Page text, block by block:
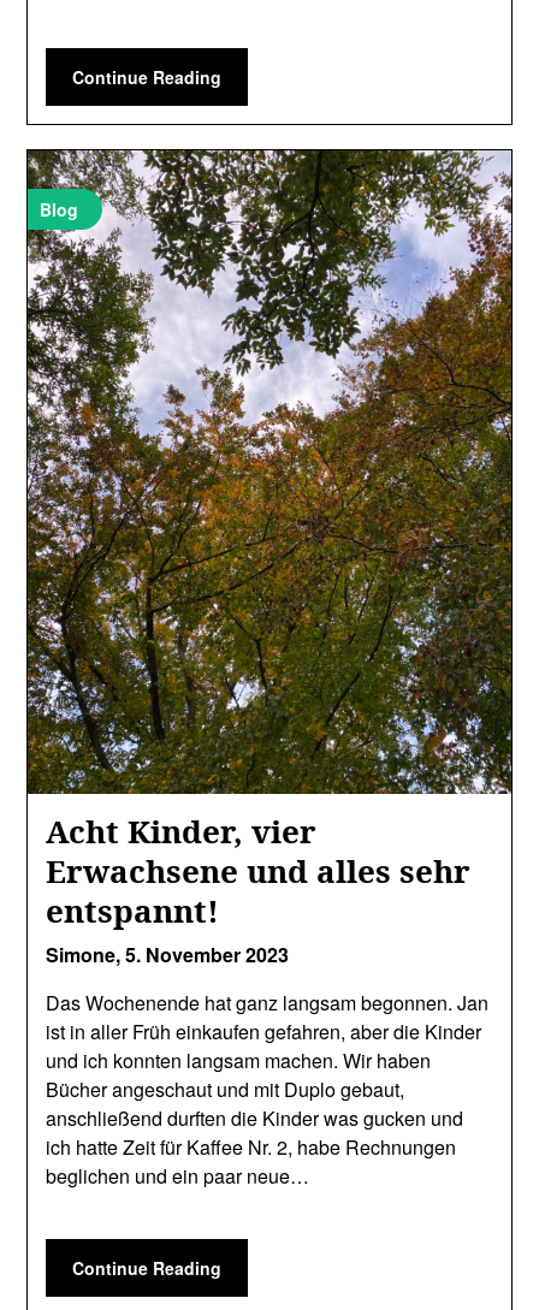
Continue Reading
Blog
Acht Kinder, vier
Erwachsene und alles sehr
entspannt!
Simone,5. November 2023
Das Wochenende hat ganz langsam begonnen. Jan
ist in aller Früh einkaufen gefahren, aber die Kinder
und ich konnten langsam machen. Wir haben
Bücher angeschaut und mit Duplo gebaut,
anschließend durften die Kinder was gucken und
ich hatte Zeit für Kaffee Nr. 2, habe Rechnungen
beglichen und ein paar neue…
Continue Reading